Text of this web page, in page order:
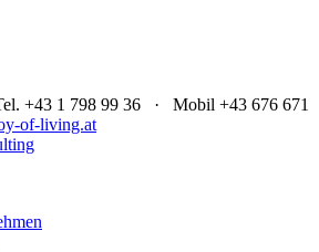
+43 1 798 99 36 · Mobil +43 676 671
of-living.at